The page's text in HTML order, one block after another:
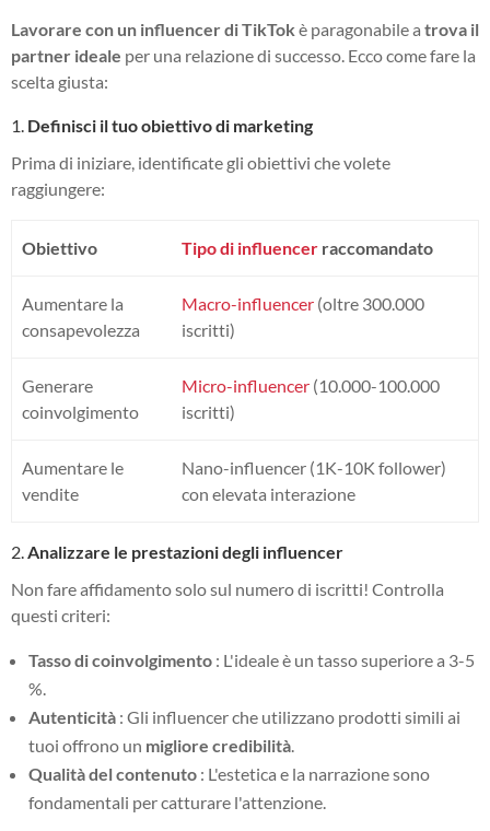
Lavorare con un influencer di TikTok è paragonabile a trova il
partner ideale per una relazione di successo. Ecco come fare la
scelta giusta:
1. Definisci il tuo obiettivo di marketing
Prima di iniziare, identificate gli obiettivi che volete
raggiungere:
Obiettivo Tipo di influencer raccomandato
Aumentare la
consapevolezza
Macro-influencer (oltre 300.000
iscritti)
Generare
coinvolgimento
Micro-influencer (10.000-100.000
iscritti)
Aumentare le
vendite
Nano-influencer (1K-10K follower)
con elevata interazione
2. Analizzare le prestazioni degli influencer
Non fare affidamento solo sul numero di iscritti! Controlla
questi criteri:
Tasso di coinvolgimento : L'ideale è un tasso superiore a 3-5
%.
Autenticità : Gli influencer che utilizzano prodotti simili ai
tuoi offrono un migliore credibilità
Qualità del contenuto : L'estetica e la narrazione sono
fondamentali per catturare l'attenzione.